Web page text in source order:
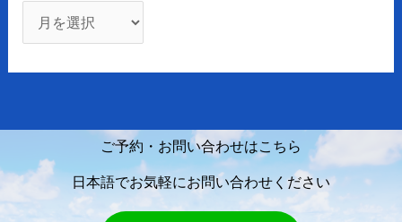
ご予約・お問い合わせはこちら
日本語でお気軽にお問い合わせください